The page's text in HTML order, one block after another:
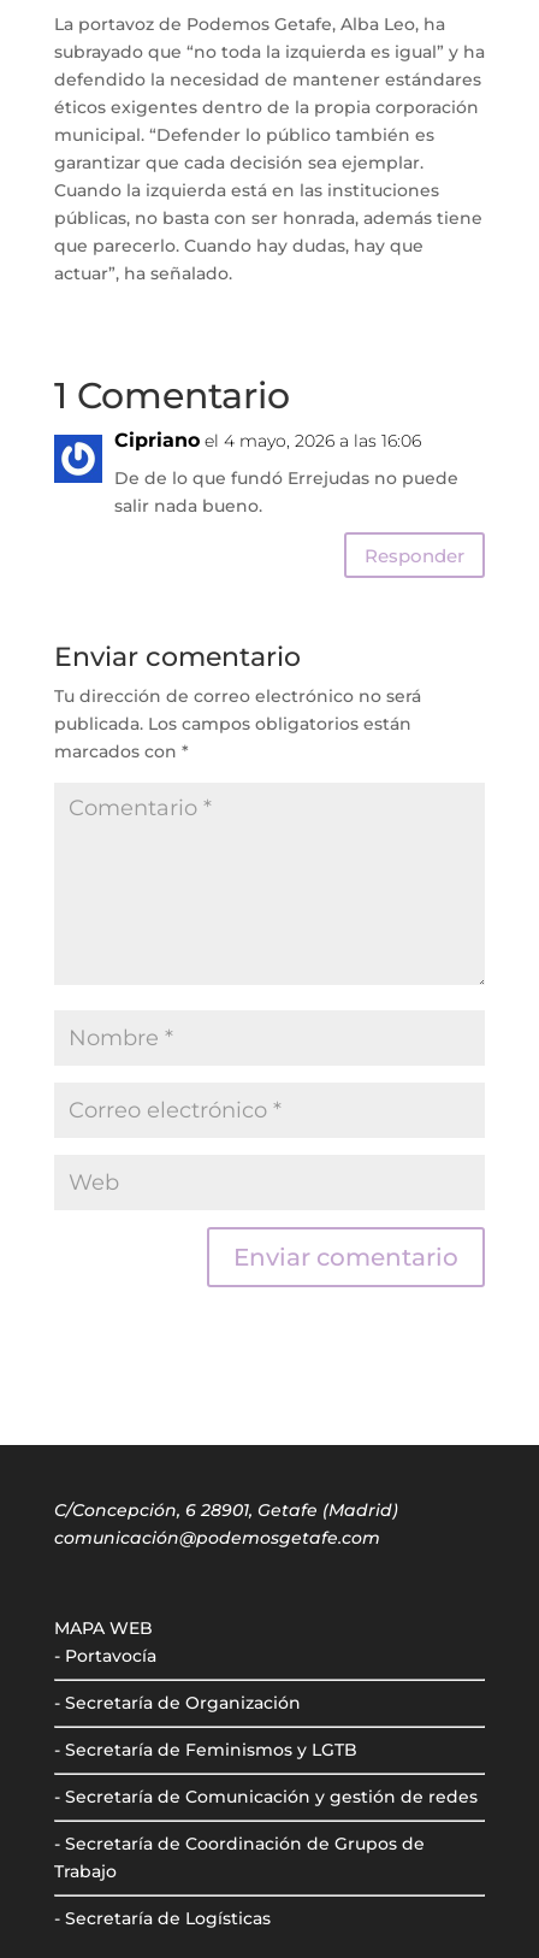
La portavoz de Podemos Getafe, Alba Leo, ha
subrayado que “no toda la izquierda es igual” y ha
defendido la necesidad de mantener estándares
éticos exigentes dentro de la propia corporación
municipal. “Defender lo público también es
garantizar que cada decisión sea ejemplar.
Cuando la izquierda está en las instituciones
públicas, no basta con ser honrada, además tiene
que parecerlo. Cuando hay dudas, hay que
actuar”, ha señalado.
1 Comentario
Cipriano el 4 mayo, 2026 a las 16:06
De de lo que fundó Errejudas no puede
salir nada bueno.
Responder
Enviar comentario
Tu dirección de correo electrónico no será
publicada. Los campos obligatorios están
marcados con *
C/Concepción, 6 28901, Getafe (Madrid)
comunicación@podemosgetafe.com
MAPA WEB
- Portavocía
- Secretaría de Organización
- Secretaría de Feminismos y LGTB
- Secretaría de Comunicación y gestión de redes
- Secretaría de Coordinación de Grupos de
Trabajo
- Secretaría de Logísticas